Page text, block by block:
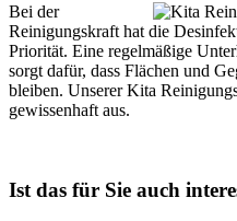
Bei der
Reinigungskraft hat die
Priorität. Eine regelmäßige
sorgt dafür, dass Flächen und
bleiben. Unserer Kita
gewissenhaft aus.
Ist das für Sie auch